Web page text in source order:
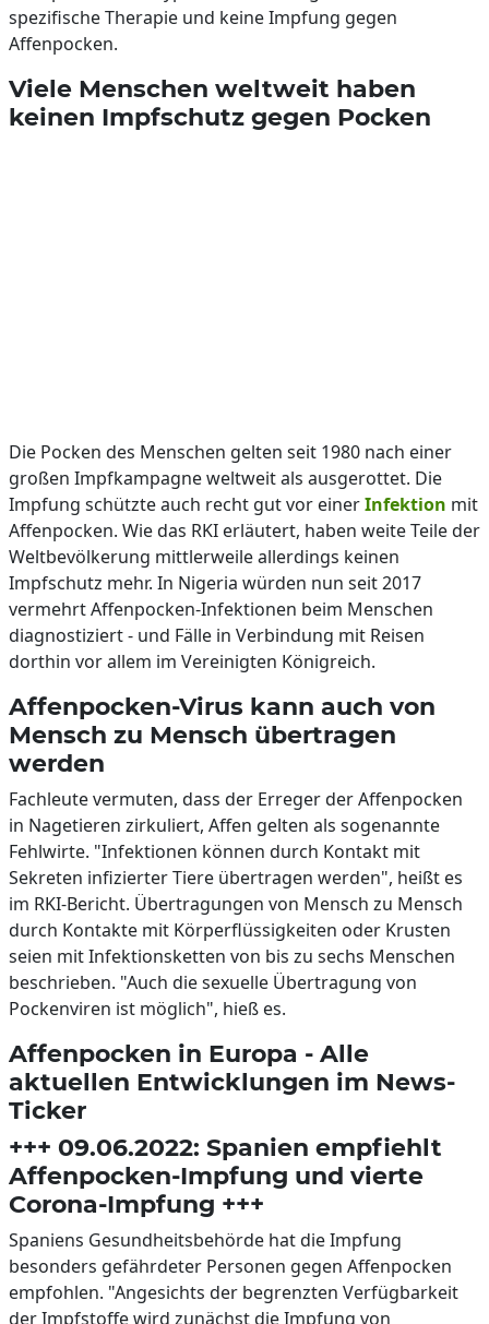
spezifische Therapie und keine Impfung gegen
Affenpocken.
Viele Menschen weltweit haben
keinen Impfschutz gegen Pocken
Die Pocken des Menschen gelten seit 1980 nach einer
großen Impfkampagne weltweit als ausgerottet. Die
Impfung schützte auch recht gut vor einerInfektion mit
Affenpocken. Wie das RKI erläutert, haben weite Teile der
Weltbevölkerung mittlerweile allerdings keinen
Impfschutz mehr. In Nigeria würden nun seit 2017
vermehrt Affenpocken-Infektionen beim Menschen
diagnostiziert - und Fälle in Verbindung mit Reisen
dorthin vor allem im Vereinigten Königreich.
Affenpocken-Virus kann auch von
Mensch zu Mensch übertragen
werden
Fachleute vermuten, dass der Erreger der Affenpocken
in Nagetieren zirkuliert, Affen gelten als sogenannte
Fehlwirte. "Infektionen können durch Kontakt mit
Sekreten infizierter Tiere übertragen werden", heißt es
im RKI-Bericht. Übertragungen von Mensch zu Mensch
durch Kontakte mit Körperflüssigkeiten oder Krusten
seien mit Infektionsketten von bis zu sechs Menschen
beschrieben. "Auch die sexuelle Übertragung von
Pockenviren ist möglich", hieß es.
Affenpocken in Europa - Alle
aktuellen Entwicklungen im News-
Ticker
+++ 09.06.2022: Spanien empfiehlt
Affenpocken-Impfung und vierte
Corona-Impfung +++
Spaniens Gesundheitsbehörde hat die Impfung
besonders gefährdeter Personen gegen Affenpocken
empfohlen. "Angesichts der begrenzten Verfügbarkeit
der Impfstoffe wird zunächst die Impfung von